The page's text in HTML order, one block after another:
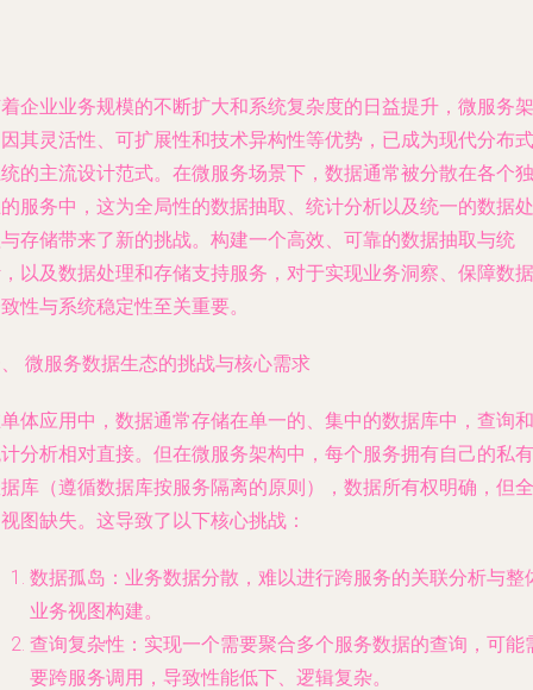
企业业务规模的不断扩大和系统复杂度的日益提升，微服务架
其灵活性、可扩展性和技术异构性等优势，已成为现代分布式
的主流设计范式。在微服务场景下，数据通常被分散在各个独
服务中，这为全局性的数据抽取、统计分析以及统一的数据处
存储带来了新的挑战。构建一个高效、可靠的数据抽取与统
以及数据处理和存储支持服务，对于实现业务洞察、保障数据
性与系统稳定性至关重要。
微服务数据生态的挑战与核心需求
体应用中，数据通常存储在单一的、集中的数据库中，查询和
分析相对直接。但在微服务架构中，每个服务拥有自己的私有
库（遵循数据库按服务隔离的原则），数据所有权明确，但全
图缺失。这导致了以下核心挑战：
数据孤岛 ：业务数据分散，难以进行跨服务的关联分析与整
业务视图构建。
查询复杂性 ：实现一个需要聚合多个服务数据的查询，可能
要跨服务调用，导致性能低下、逻辑复杂。